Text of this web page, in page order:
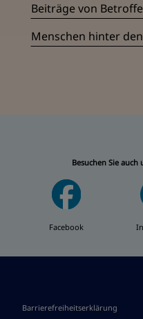
Beiträge von
Menschen hinter
Besuchen Sie auch
Facebook
Barrierefreiheitserklärung